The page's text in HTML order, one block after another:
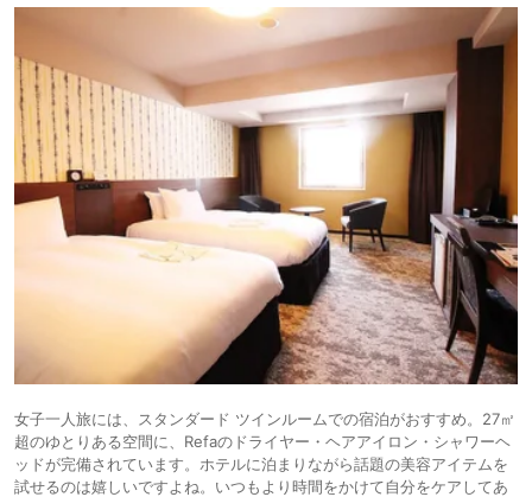
女子一人旅には、スタンダード ツインルームでの宿泊がおすすめ。27㎡
超のゆとりある空間に、Refaのドライヤー・ヘアアイロン・シャワーヘ
ッドが完備されています。ホテルに泊まりながら話題の美容アイテムを
試せるのは嬉しいですよね。いつもより時間をかけて自分をケアしてあ